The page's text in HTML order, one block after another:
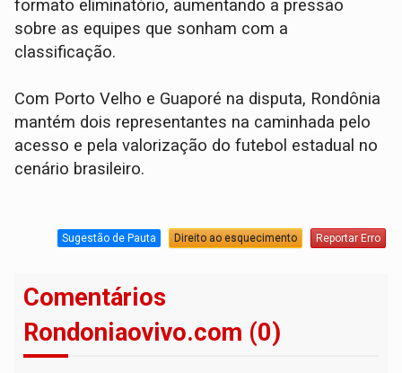
formato eliminatório, aumentando a pressão
sobre as equipes que sonham com a
classificação.
Com Porto Velho e Guaporé na disputa, Rondônia
mantém dois representantes na caminhada pelo
acesso e pela valorização do futebol estadual no
cenário brasileiro.
Sugestão de Pauta Direito ao esquecimento Reportar Erro
Comentários
Rondoniaovivo.com (0)